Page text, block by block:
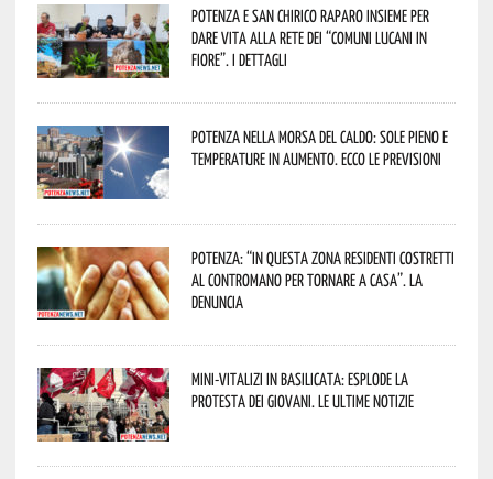
Potenza e San Chirico Raparo insieme per
dare vita alla rete dei “Comuni Lucani in
Fiore”. I dettagli
Potenza nella morsa del caldo: sole pieno e
temperature in aumento. Ecco le previsioni
Potenza: “In questa zona residenti costretti
al contromano per tornare a casa”. La
denuncia
Mini-vitalizi in Basilicata: esplode la
protesta dei giovani. Le ultime notizie